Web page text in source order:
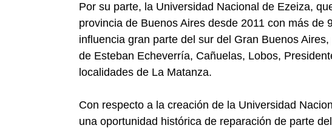
Por su parte, la Universidad Nacional de Ezeiza,
provincia de Buenos Aires desde 2011 con más de
influencia gran parte del sur del Gran Buenos
de Esteban Echeverría, Cañuelas, Lobos,
localidades de La Matanza.
Con respecto a la creación de la Universidad
una oportunidad histórica de reparación de parte